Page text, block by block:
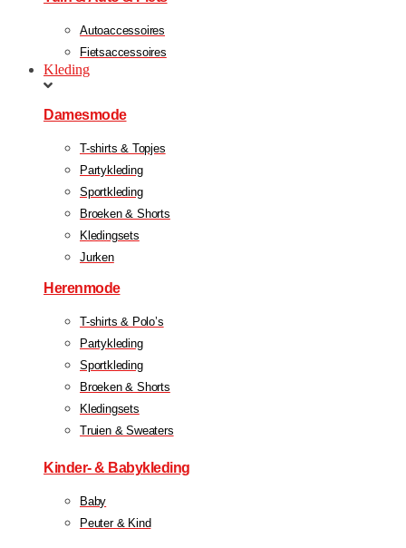
Autoaccessoires
Fietsaccessoires
Kleding
Damesmode
T-shirts & Topjes
Partykleding
Sportkleding
Broeken & Shorts
Kledingsets
Jurken
Herenmode
T-shirts & Polo’s
Partykleding
Sportkleding
Broeken & Shorts
Kledingsets
Truien & Sweaters
Kinder- & Babykleding
Baby
Peuter & Kind